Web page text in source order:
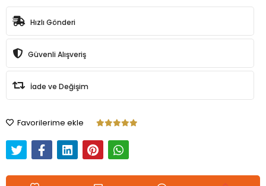
Hızlı Gönderi
Güvenli Alışveriş
İade ve Değişim
Favorilerime ekle